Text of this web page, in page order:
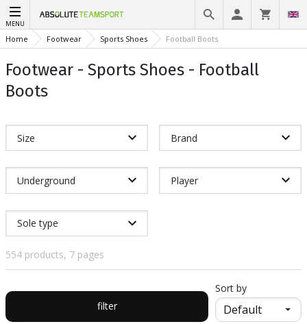
MENU
Home Footwear Sports Shoes Football Boots
Footwear - Sports Shoes - Football
Boots
Size Brand
Underground Player
Sole type
554 products, 7 pages
filter
Sort by